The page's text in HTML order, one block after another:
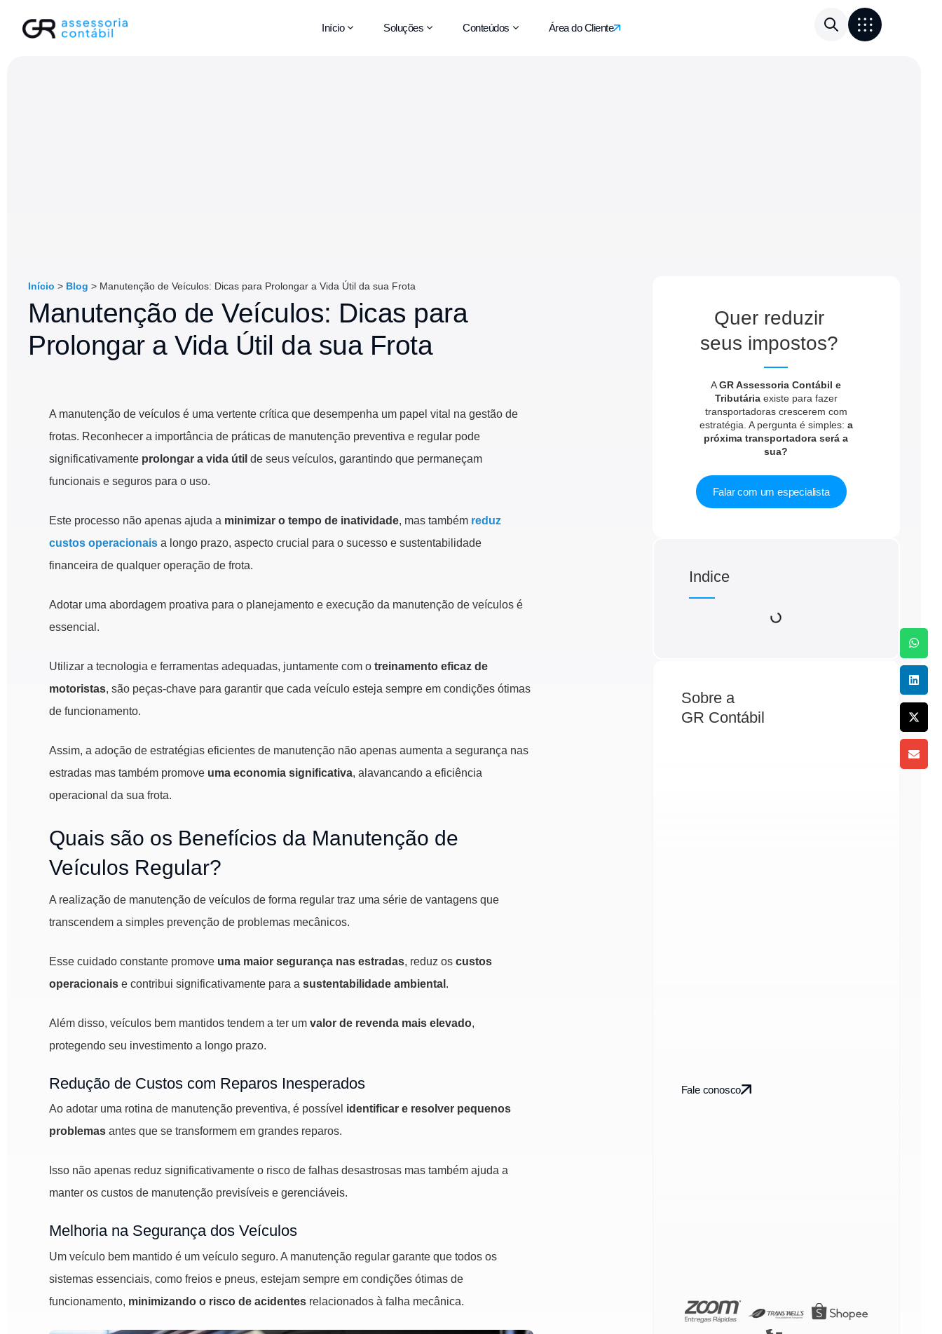
Início Soluções Conteúdos Área do Cliente
Início > Blog > Manutenção de Veículos: Dicas para Prolongar a Vida Útil da sua Frota
Manutenção de Veículos: Dicas para
Prolongar a Vida Útil da sua Frota
A manutenção de veículos é uma vertente crítica que desempenha um papel vital na gestão de
frotas. Reconhecer a importância de práticas de manutenção preventiva e regular pode
significativamente prolongar a vida útil de seus veículos, garantindo que permaneçam
funcionais e seguros para o uso.
Este processo não apenas ajuda a minimizar o tempo de inatividade, mas também reduz
custos operacionais a longo prazo, aspecto crucial para o sucesso e sustentabilidade
financeira de qualquer operação de frota.
Adotar uma abordagem proativa para o planejamento e execução da manutenção de veículos é
essencial.
Utilizar a tecnologia e ferramentas adequadas, juntamente com o treinamento eficaz de
motoristas, são peças-chave para garantir que cada veículo esteja sempre em condições ótimas
de funcionamento.
Assim, a adoção de estratégias eficientes de manutenção não apenas aumenta a segurança nas
estradas mas também promove uma economia significativa, alavancando a eficiência
operacional da sua frota.
Quais são os Benefícios da Manutenção de
Veículos Regular?
A realização de manutenção de veículos de forma regular traz uma série de vantagens que
transcendem a simples prevenção de problemas mecânicos.
Esse cuidado constante promove uma maior segurança nas estradas, reduz os custos
operacionais e contribui significativamente para a sustentabilidade ambiental .
Além disso, veículos bem mantidos tendem a ter um valor de revenda mais elevado,
protegendo seu investimento a longo prazo.
Redução de Custos com Reparos Inesperados
Ao adotar uma rotina de manutenção preventiva, é possível identificar e resolver pequenos
problemas antes que se transformem em grandes reparos.
Isso não apenas reduz significativamente o risco de falhas desastrosas mas também ajuda a
manter os custos de manutenção previsíveis e gerenciáveis.
Melhoria na Segurança dos Veículos
Um veículo bem mantido é um veículo seguro. A manutenção regular garante que todos os
sistemas essenciais, como freios e pneus, estejam sempre em condições ótimas de
funcionamento, minimizando o risco de acidentes relacionados à falha mecânica.
Quer reduzir
seus impostos?
AGR Assessoria Contábil e
Tributáriaexiste para fazer
transportadoras crescerem com
estratégia. A pergunta é simples: a
próxima transportadora será a
sua?
Falar com um especialista
Indice
Sobre a
GR Contábil
Fale conosco